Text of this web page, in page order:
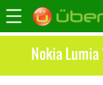
Nokia Lumia